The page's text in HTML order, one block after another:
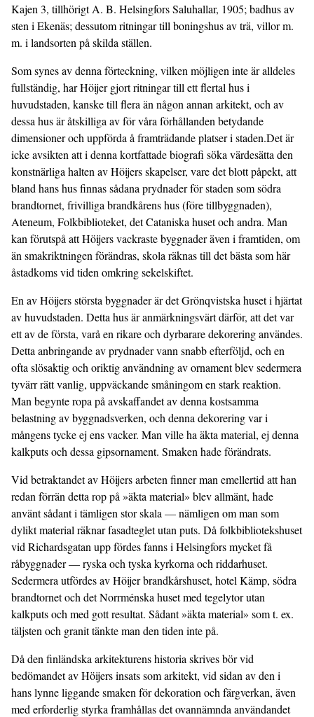
Kajen 3, tillhörigt A. B. Helsingfors Saluhallar, 1905; badhus av
sten i Ekenäs; dessutom ritningar till boningshus av trä, villor m.
m. i landsorten på skilda ställen.
Som synes av denna förteckning, vilken möjligen inte är alldeles
fullständig, har Höijer gjort ritningar till ett flertal hus i
huvudstaden, kanske till flera än någon annan arkitekt, och av
dessa hus är åtskilliga av för våra förhållanden betydande
dimensioner och uppförda å framträdande platser i staden.Det är
icke avsikten att i denna kortfattade biografi söka värdesätta den
konstnärliga halten av Höijers skapelser, vare det blott påpekt, att
bland hans hus finnas sådana prydnader för staden som södra
brandtornet, frivilliga brandkårens hus (före tillbyggnaden),
Ateneum, Folkbiblioteket, det Cataniska huset och andra. Man
kan förutspå att Höijers vackraste byggnader även i framtiden, om
än smakriktningen förändras, skola räknas till det bästa som här
åstadkoms vid tiden omkring sekelskiftet.
En av Höijers största byggnader är det Grönqvistska huset i hjärtat
av huvudstaden. Detta hus är anmärkningsvärt därför, att det var
ett av de första, varå en rikare och dyrbarare dekorering användes.
Detta anbringande av prydnader vann snabb efterföljd, och en
ofta slösaktig och oriktig användning av ornament blev sedermera
tyvärr rätt vanlig, uppväckande småningom en stark reaktion.
Man begynte ropa på avskaffandet av denna kostsamma
belastning av byggnadsverken, och denna dekorering var i
mångens tycke ej ens vacker. Man ville ha äkta material, ej denna
kalkputs och dessa gipsornament. Smaken hade förändrats.
Vid betraktandet av Höijers arbeten finner man emellertid att han
redan förrän detta rop på »äkta material» blev allmänt, hade
använt sådant i tämligen stor skala — nämligen om man som
dylikt material räknar fasadteglet utan puts. Då folkbibliotekshuset
vid Richardsgatan upp­ fördes fanns i Helsingfors mycket få
råbyggnader — ryska och tyska kyrkorna och riddarhuset.
Sedermera ut­fördes av Höijer brandkårshuset, hotel Kämp, södra
brand­tornet och det Norrménska huset med tegelytor utan
kalkputs och med gott resultat. Sådant »äkta material» som t. ex.
täljsten och granit tänkte man den tiden inte på.
Då den finländska arkitekturens historia skrives bör vid
bedömandet av Höijers insats som arkitekt, vid sidan av den i
hans lynne liggande smaken för dekoration och färgverkan, även
med erforderlig styrka framhållas det ovannämnda användandet